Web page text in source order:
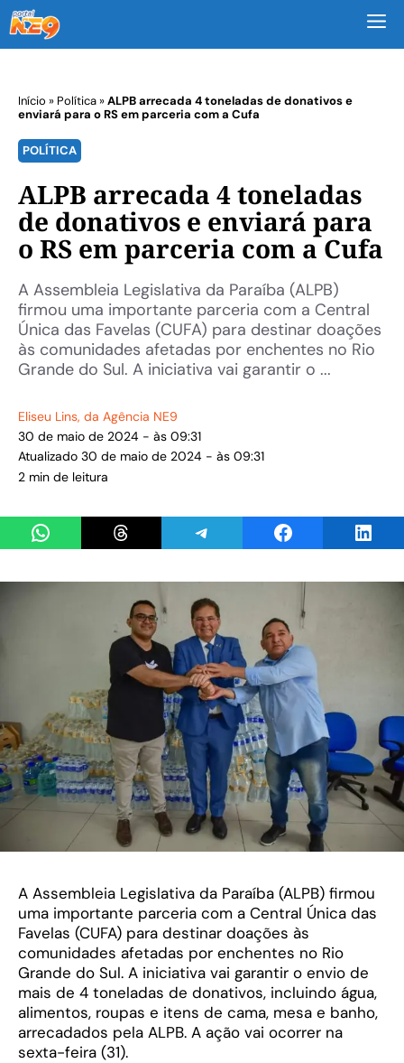
Início » Política»ALPB arrecada 4 toneladas de donativos e
enviará para o RS em parceria com a Cufa
POLÍTICA
ALPB arrecada 4 toneladas
de donativos e enviará para
o RS em parceria com a Cufa
A Assembleia Legislativa da Paraíba (ALPB)
firmou uma importante parceria com a Central
Única das Favelas (CUFA) para destinar doações
às comunidades afetadas por enchentes no Rio
Grande do Sul. A iniciativa vai garantir o ...
Eliseu Lins, da Agência NE9
30 de maio de 2024 - às 09:31
Atualizado 30 de maio de 2024 - às 09:31
2 min de leitura
Share on WhatsAppShare on ThreadsShare on TelegramShare on Facebook
A Assembleia Legislativa da Paraíba (ALPB) firmou
uma importante parceria com a Central Única das
Favelas (CUFA) para destinar doações às
comunidades afetadas por enchentes no Rio
Grande do Sul. A iniciativa vai garantir o envio de
mais de 4 toneladas de donativos, incluindo água,
alimentos, roupas e itens de cama, mesa e banho,
arrecadados pela ALPB. A ação vai ocorrer na
sexta-feira (31).